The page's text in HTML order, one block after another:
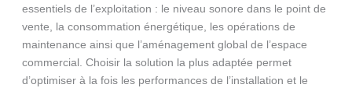
essentiels de l’exploitation : le niveau sonore dans le point de
vente, la consommation énergétique, les opérations de
maintenance ainsi que l’aménagement global de l’espace
commercial. Choisir la solution la plus adaptée permet
d’optimiser à la fois les performances de l’installation et le